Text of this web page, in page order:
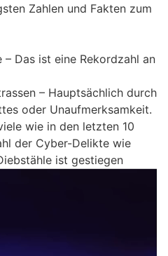
Zahlen und Fakten zum
– Das ist eine Rekordzahl an
– Hauptsächlich durch
oder Unaufmerksamkeit.
wie in den letzten 10
der Cyber-Delikte wie
ist gestiegen